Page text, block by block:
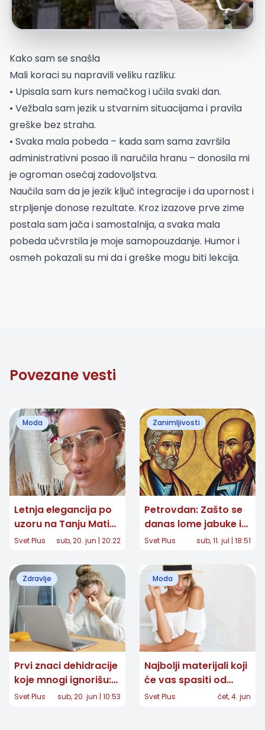
Kako sam se snašla
Mali koraci su napravili veliku razliku:
• Upisala sam kurs nemačkog i učila svaki dan.
• Vežbala sam jezik u stvarnim situacijama i pravila
greške bez straha.
• Svaka mala pobeda – kada sam sama završila
administrativni posao ili naručila hranu – donosila mi
je ogroman osećaj zadovoljstva.
Naučila sam da je jezik ključ integracije i da upornost i
strpljenje donose rezultate. Kroz izazove prve zime
postala sam jača i samostalnija, a svaka mala
pobeda učvrstila je moje samopouzdanje. Humor i
osmeh pokazali su mi da i greške mogu biti lekcija.
Povezane vesti
Moda
Letnja elegancija po
uzoru na Tanju Matić:
Minimalizam koji
mode
Svet Plus sub, 20. jun | 20:22
Zanimljivosti
Petrovdan: Zašto se
danas lome jabuke i
šta nam proriče cvet
Svet Plus sub, 11. jul | 18:51
Zdravlje
Prvi znaci dehidracije
koje mnogi ignorišu:
Umor, glavobolja i
Svet Plus sub, 20. jun | 10:53
Moda
Najbolji materijali koji
će vas spasiti od
vrućine ovog leta
Svet Plus čet, 4. jun